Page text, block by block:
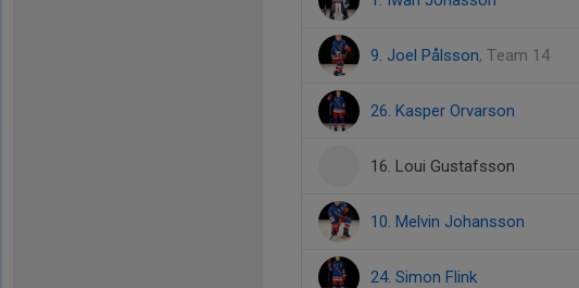
9. Joel Pålsson, Team 14
26. Kasper Orvarson
16. Loui Gustafsson
10. Melvin Johansson
24. Simon Flink